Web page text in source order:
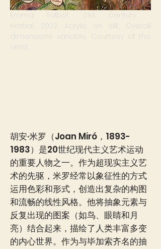
E mma Talbot, 21st Century
Herbal, 2022, Acrylic on silk, Overall
dimensions variable, Courtesy of the
artist
胡安·米罗（Joan Miró，1893-
1983）是20世纪现代主义艺术运动
的重要人物之一。作为超现实主义艺
术的先驱，米罗经常以象征性的方式
运用色彩和形式，创造出复杂的构图
和流畅的线性风格。他将抽象元素与
反复出现的图案（如鸟、眼睛和月
亮）结合起来，描绘了人类丰富多变
的内心世界。作为与毕加索齐名的抽